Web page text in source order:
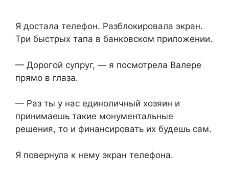
Я достала телефон. Разблокировала экран.
Три быстрых тапа в банковском приложении.
— Дорогой супруг, — я посмотрела Валере
прямо в глаза.
— Раз ты у нас единоличный хозяин и
принимаешь такие монументальные
решения, то и финансировать их будешь сам.
Я повернула к нему экран телефона.